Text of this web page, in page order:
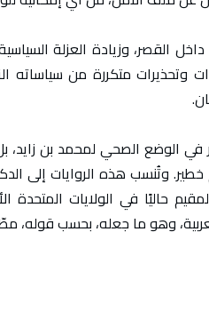
القصر، وزيادة العزلة
وتحذيرات متكررة من
الوضع الصحي لمحمد بن زايد،
وتُنسب هذه الروايات إلى
حاليًا في الولايات المتحدة
وهو ما جعله، بحسب قوله،